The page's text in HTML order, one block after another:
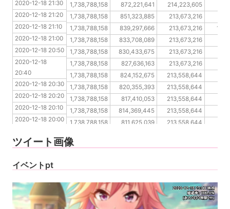
2020-12-18 21:20 1,738,788,158 872,221,641 214,223,605
2020-12-18 21:10
1,738,788,158 851,323,885 213,673,216
2020-12-18 21:00
1,738,788,158 839,297,666 213,673,216
2020-12-18 20:50
1,738,788,158 833,708,089 213,673,216
2020-12-18 20:40
1,738,788,158 830,433,675 213,673,216
2020-12-18 20:30
1,738,788,158 827,636,163 213,673,216
2020-12-18 20:20
1,738,788,158 824,152,675 213,558,644
2020-12-18 20:10
1,738,788,158 820,355,393 213,558,644
2020-12-18 20:00
1,738,788,158 817,410,053 213,558,644
2020-12-18 19:50
1,738,788,158 814,369,445 213,558,644
2020-12-18 19:40
1,738,788,158 811,625,039 213,558,644
2020-12-18 21:30
2020-12-18 21:20
2020-12-18 21:10
2020-12-18 21:00
2020-12-18 20:50
2020-12-18
20:40
2020-12-18 20:30
2020-12-18 20:20
2020-12-18 20:10
2020-12-18 20:00
2020-12-18 19:40
ツイート画像
イベントpt